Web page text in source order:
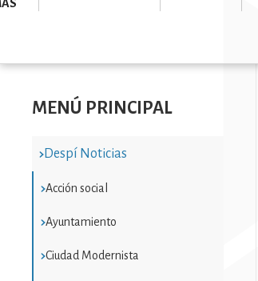
MENÚ PRINCIPAL
Despí Noticias
Acción social
Ayuntamiento
Ciudad Modernista